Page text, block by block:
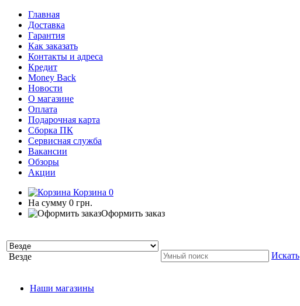
Главная
Доставка
Гарантия
Как заказать
Контакты и адреса
Кредит
Money Back
Новости
О магазине
Оплата
Подарочная карта
Сборка ПК
Сервисная служба
Вакансии
Обзоры
Акции
Корзина 0
На сумму 0 грн.
Оформить заказ
Везде Искать
Наши магазины